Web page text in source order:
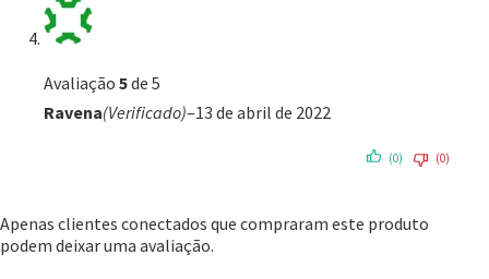
Avaliação 5de 5
Ravena(Verificado)–13 de abril de 2022
(0) (0)
Apenas clientes conectados que compraram este produto
podem deixar uma avaliação.